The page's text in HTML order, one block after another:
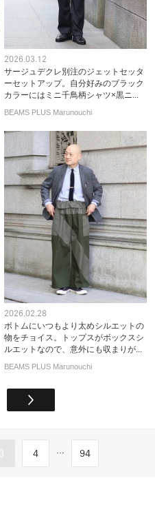
2026.03.12
サージュデクレ別注のジェットセッタ
ーセットアップ。自分好みのブラック
カラーにはミニ千鳥柄シャツ×黒ニ...
BEAMS PLUS Marunouchi
2026.02.28
ボトムにいつもより太めシルエットの
物をチョイス。トップスがボックスシ
ルエットなので、意外にも収まりが...
BEAMS PLUS Marunouchi
3 4 ... 94